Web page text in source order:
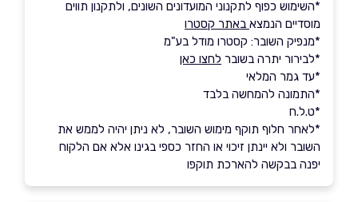
*השימוש כפוף לתקנוני המועדונים השונים, ולתקנון תווים
מוסדיים הנמצא באתר קסטרו
*מנפיק השובר: קסטרו מודל בע"מ
*לבירור יתרה בשובר לחצו כאן
*עד גמר המלאי
*התמונה להמחשה בלבד
*ט.ל.ח
*לאחר חלוף תוקף מימוש השובר, לא ניתן יהיה לממש את
השובר ולא יינתן זיכוי או החזר כספי בגינו אלא אם הלקוח
יפנה בבקשה להארכת תוקפו